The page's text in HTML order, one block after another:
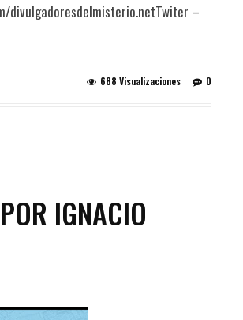
divulgadoresdelmisterio.netTwiter –
0
688 Visualizaciones
IGNACIO